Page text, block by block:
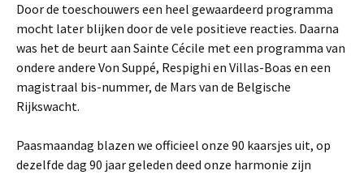
Door de toeschouwers een heel gewaardeerd programma
mocht later blijken door de vele positieve reacties. Daarna
was het de beurt aan Sainte Cécile met een programma van
ondere andere Von Suppé, Respighi en Villas-Boas en een
magistraal bis-nummer, de Mars van de Belgische
Rijkswacht.
Paasmaandag blazen we officieel onze 90 kaarsjes uit, op
dezelfde dag 90 jaar geleden deed onze harmonie zijn